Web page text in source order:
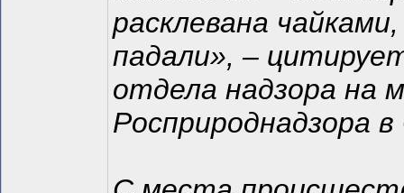
расклевана
падали», –
отдела надзора на
Росприроднадзора